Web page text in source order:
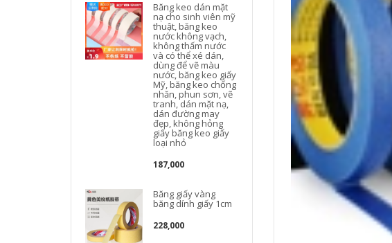
Băng keo dán mặt
nạ cho sinh viên mỹ
thuật, băng keo
nước không vạch,
không thấm nước
và có thể xé dán,
dùng để vẽ màu
nước, băng keo giấy
Mỹ, băng keo chống
nhăn, phun sơn, vẽ
tranh, dán mặt nạ,
dán đường may
đẹp, không hỏng
giấy băng keo giấy
loại nhỏ
187,000
Băng giấy vàng
băng dính giấy 1cm
228,000
Đỏ Băng giấy bị kiểm
duyệt cao Truffle
Truffle Sơn Làm đẹp
Nhựa Làm đẹp Giấy
Trang trí Sơn Mặt nạ
Điểm Giấy màu
băng keo giấy giày
215,000
Màu xanh lá cây
Cao cấp Giấy Cao
su Ban nhạc Ngoại
thất Tường Real Đá
Sơn Làm đẹp Nhựa
Làm đẹp Seam Giấy
Trang trí Sơn Mặt nạ
Điểm Giấy màu
băng dính giấy
Beauty Paper Băng